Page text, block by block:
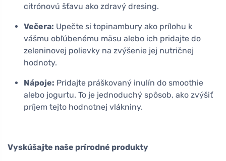
citrónovú šťavu ako zdravý dresing.
Večera: Upečte si topinambury ako prílohu k
vášmu obľúbenému mäsu alebo ich pridajte do
zeleninovej polievky na zvýšenie jej nutričnej
hodnoty.
Nápoje: Pridajte práškovaný inulín do smoothie
alebo jogurtu. To je jednoduchý spôsob, ako zvýšiť
príjem tejto hodnotnej vlákniny.
Vyskúšajte naše prírodné produkty